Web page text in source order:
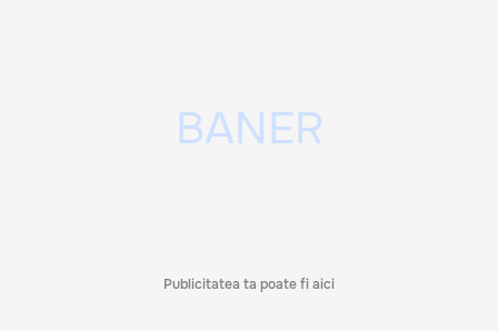
Publicitatea ta poate fi aici